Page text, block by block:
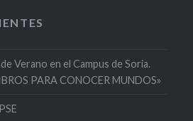
Verano en el Campus de Soria.
PARA CONOCER MUNDOS»